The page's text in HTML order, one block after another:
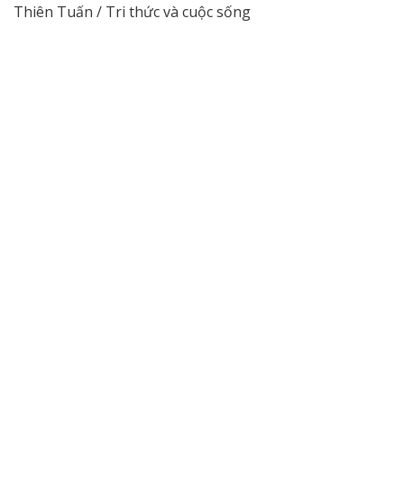
Thiên Tuấn / Tri thức và cuộc sống